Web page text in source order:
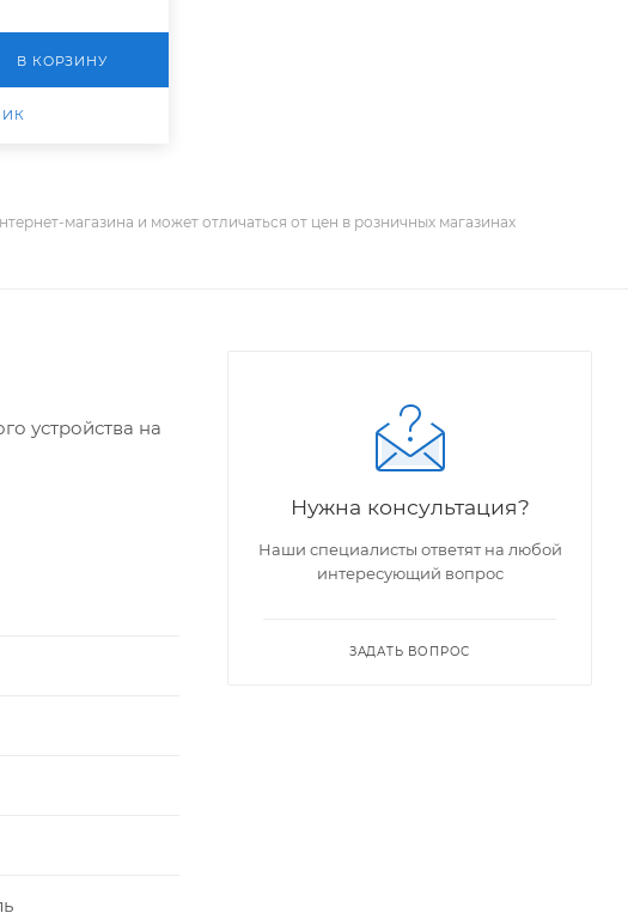
В КОРЗИНУ
магазина и может отличаться от цен в розничных магазинах
устройства на
Нужна консультация?
Наши специалисты ответят на любой
интересующий вопрос
ЗАДАТЬ ВОПРОС